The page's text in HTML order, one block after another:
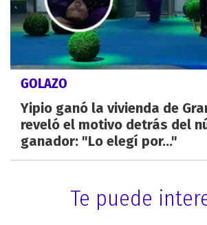
GOLAZO
Yipio ganó la vivienda de
reveló el motivo detrás del
ganador: "Lo elegí por..."
Te puede